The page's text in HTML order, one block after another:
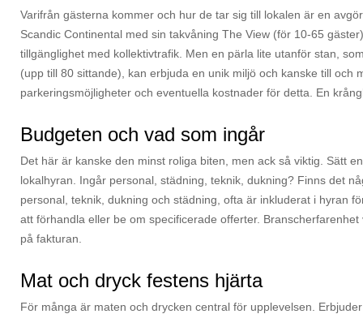
Varifrån gästerna kommer och hur de tar sig till lokalen är en
Scandic Continental med sin takvåning The View (för 10-65
tillgänglighet med kollektivtrafik. Men en pärla lite utanför stan,
(upp till 80 sittande), kan erbjuda en unik miljö och kanske till
parkeringsmöjligheter och eventuella kostnader för detta. En
Budgeten och vad som ingår
Det här är kanske den minst roliga biten, men ack så viktig. Sätt
lokalhyran. Ingår personal, städning, teknik, dukning? Finns det
personal, teknik, dukning och städning, ofta är inkluderat i hyran
att förhandla eller be om specificerade offerter.
på fakturan.
Mat och dryck festens hjärta
För många är maten och drycken central för upplevelsen.